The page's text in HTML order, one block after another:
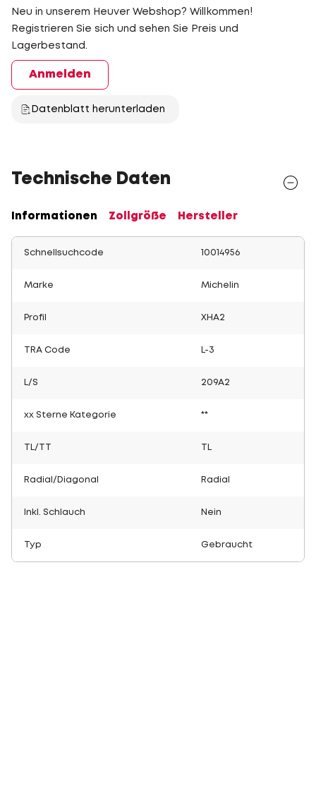
Neu in unserem Heuver Webshop? Willkommen!
Registrieren Sie sich und sehen Sie Preis und
Lagerbestand.
Anmelden
Datenblatt herunterladen
Technische Daten
Informationen Zollgröße Hersteller
Schnellsuchcode 10014956
Marke Michelin
Profil XHA2
TRA Code L-3
L/S 209A2
xx Sterne Kategorie **
TL/TT
Radial/Diagonal Radial
Inkl. Schlauch Nein
Typ Gebraucht